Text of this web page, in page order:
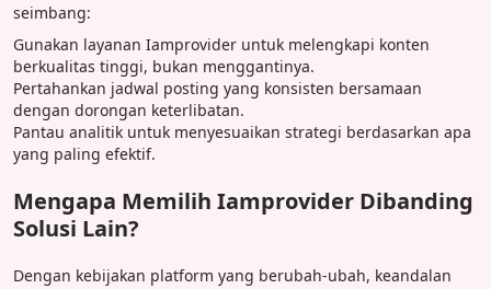
seimbang:
Gunakan layanan Iamprovider untuk melengkapi konten
berkualitas tinggi, bukan menggantinya.
Pertahankan jadwal posting yang konsisten bersamaan
dengan dorongan keterlibatan.
Pantau analitik untuk menyesuaikan strategi berdasarkan apa
yang paling efektif.
Mengapa Memilih Iamprovider Dibanding
Solusi Lain?
Dengan kebijakan platform yang berubah-ubah, keandalan